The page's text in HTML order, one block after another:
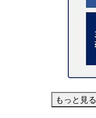
もっと見る